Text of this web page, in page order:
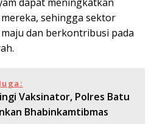
sehingga sektor
dan berkontribusi pada
Vaksinator, Polres Batu
Bhabinkamtibmas